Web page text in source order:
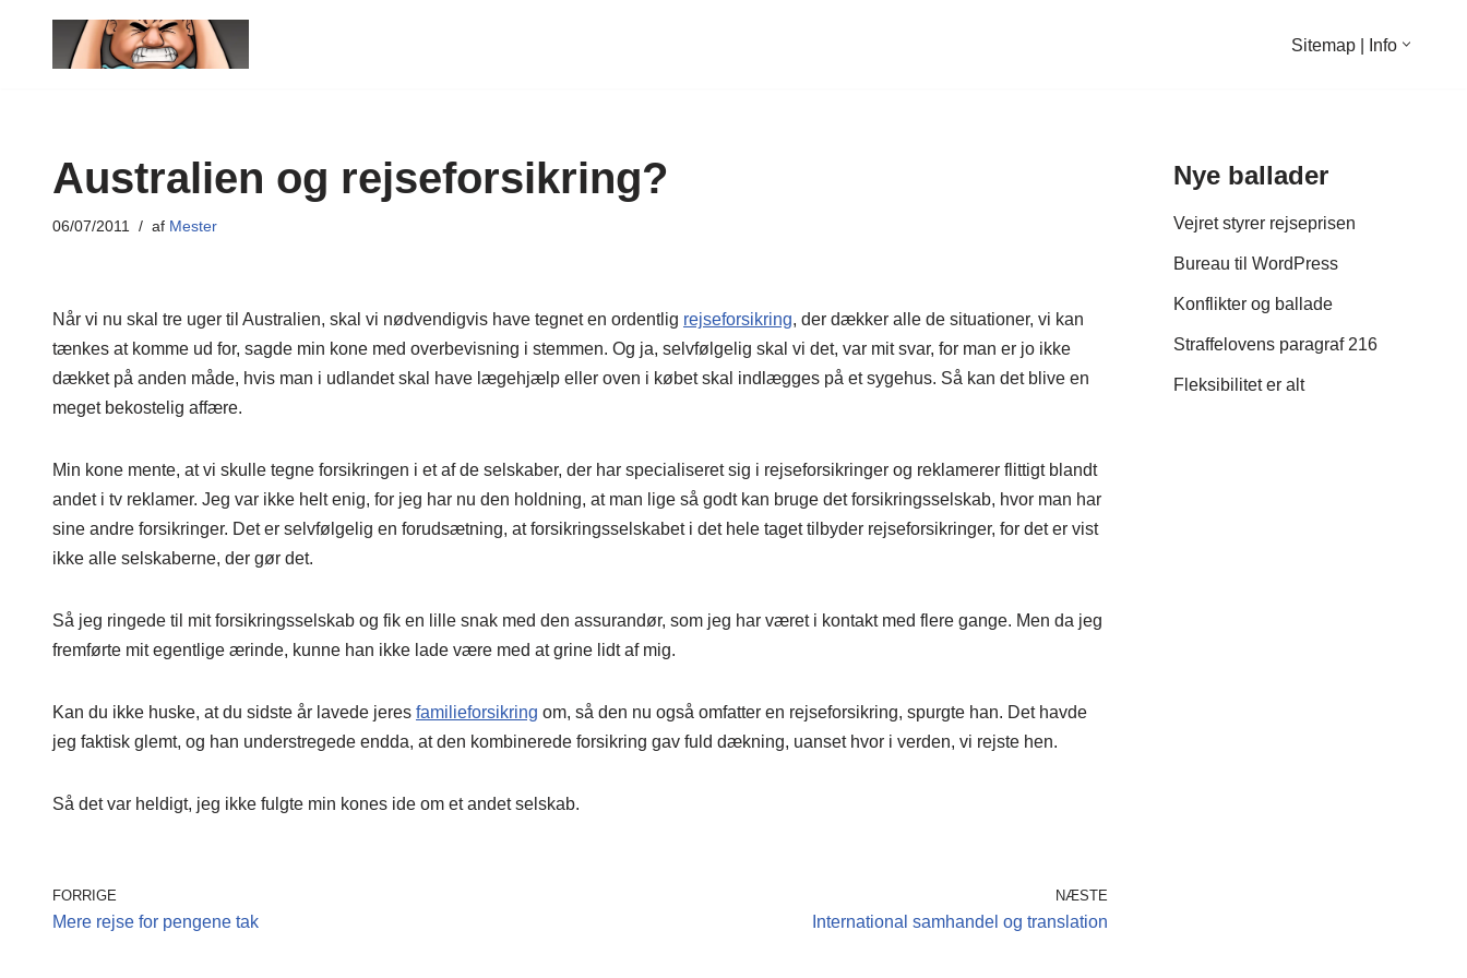
Sitemap | Info
Australien og rejseforsikring?
06/07/2011 af Mester
Når vi nu skal tre uger til Australien, skal vi nødvendigvis have tegnet en ordentlig rejseforsikring, der dækker alle de situationer, vi kan
tænkes at komme ud for, sagde min kone med overbevisning i stemmen. Og ja, selvfølgelig skal vi det, var mit svar, for man er jo ikke
dækket på anden måde, hvis man i udlandet skal have lægehjælp eller oven i købet skal indlægges på et sygehus. Så kan det blive en
meget bekostelig affære.
Min kone mente, at vi skulle tegne forsikringen i et af de selskaber, der har specialiseret sig i rejseforsikringer og reklamerer flittigt blandt
andet i tv reklamer. Jeg var ikke helt enig, for jeg har nu den holdning, at man lige så godt kan bruge det forsikringsselskab, hvor man har
sine andre forsikringer. Det er selvfølgelig en forudsætning, at forsikringsselskabet i det hele taget tilbyder rejseforsikringer, for det er vist
ikke alle selskaberne, der gør det.
Så jeg ringede til mit forsikringsselskab og fik en lille snak med den assurandør, som jeg har været i kontakt med flere gange. Men da jeg
fremførte mit egentlige ærinde, kunne han ikke lade være med at grine lidt af mig.
Kan du ikke huske, at du sidste år lavede jeres familieforsikring om, så den nu også omfatter en rejseforsikring, spurgte han. Det havde
jeg faktisk glemt, og han understregede endda, at den kombinerede forsikring gav fuld dækning, uanset hvor i verden, vi rejste hen.
Så det var heldigt, jeg ikke fulgte min kones ide om et andet selskab.
FORRIGE
Mere rejse for pengene tak
NÆSTE
International samhandel og translation
Nye ballader
Vejret styrer rejseprisen
Bureau til WordPress
Konflikter og ballade
Straffelovens paragraf 216
Fleksibilitet er alt